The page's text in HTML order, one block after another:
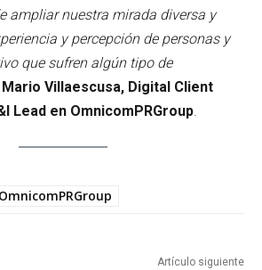
ampliar nuestra mirada diversa y
y percepción de personas y
que sufren algún tipo de
Mario Villaescusa, Digital Client
Lead en OmnicomPRGroup
OmnicomPRGroup
Artículo siguiente